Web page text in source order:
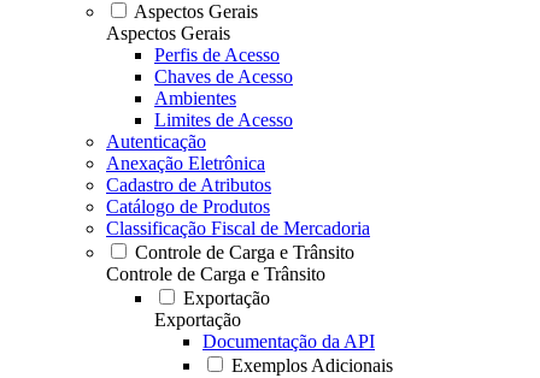
Aspectos Gerais
Aspectos Gerais
Perfis de Acesso
Chaves de Acesso
Ambientes
Limites de Acesso
Autenticação
Anexação Eletrônica
Cadastro de Atributos
Catálogo de Produtos
Classificação Fiscal de Mercadoria
Controle de Carga e Trânsito
Controle de Carga e Trânsito
Exportação
Exportação
Documentação da API
Exemplos Adicionais